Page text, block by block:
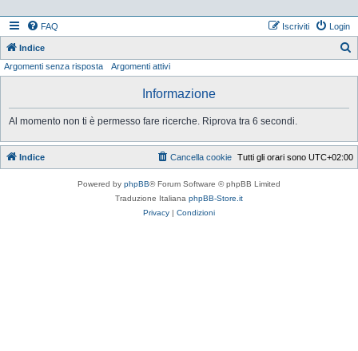
FAQ Login
Iscriviti
Indice
Argomenti senza risposta Argomenti attivi
Informazione
Al momento non ti è permesso fare ricerche. Riprova tra 6 secondi.
Indice Tutti gli orari sono UTC+02:00
Cancella cookie
Powered by phpBB® Forum Software © phpBB Limited
Traduzione Italiana phpBB-Store.it
Privacy | Condizioni